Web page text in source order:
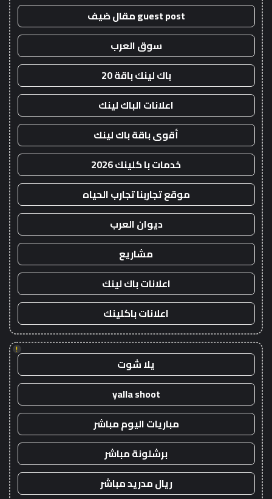
guest post مقال ضيف
سوق العرب
باك لينك باقة 20
اعلانات الباك لينك
أقوى باقة باك لينك
خدمات با كلينك 2026
موقع تجاربنا تجارب الحياه
ديوان العرب
مشاريع
اعلانات باك لينك
اعلانات باكلينك
!
يلا شوت
yalla shoot
مباريات اليوم مباشر
برشلونة مباشر
ريال مدريد مباشر